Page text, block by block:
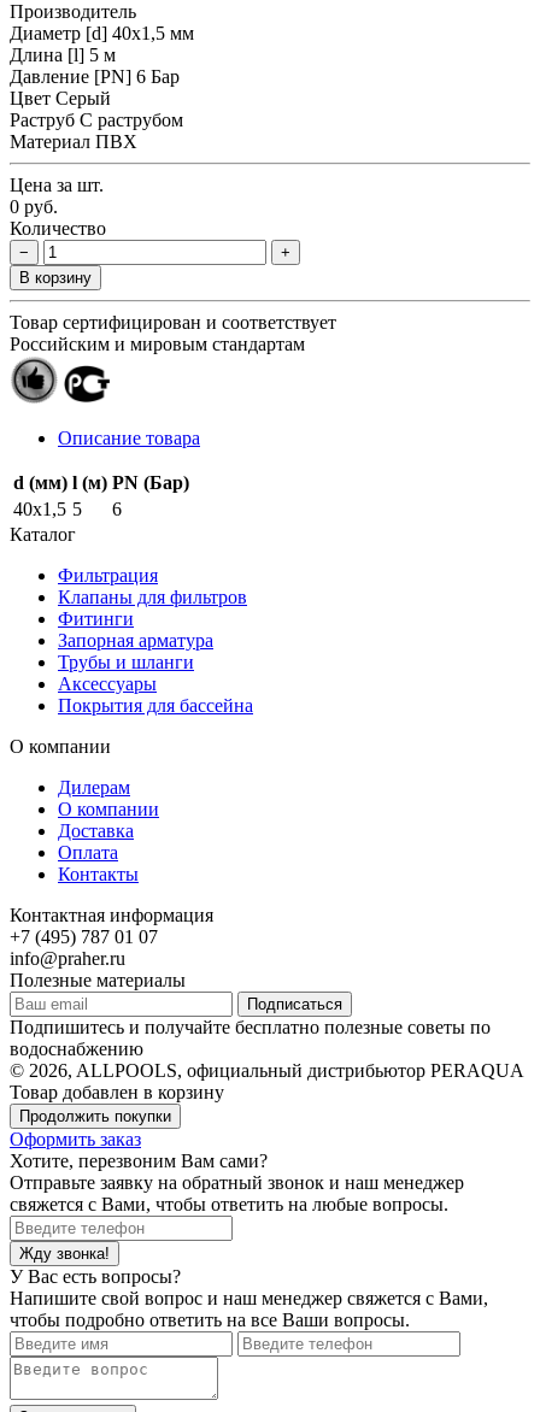
Производитель
Диаметр [d] 40х1,5 мм
Длина [l] 5 м
Давление [PN] 6 Бар
Цвет Серый
Раструб С раструбом
Материал ПВХ
Цена за шт.
0 руб.
Количество
−
+
В корзину
Товар сертифицирован и соответствует
Российским и мировым стандартам
Описание товара
d (мм) l (м) PN (Бар)
40х1,5 5
6
Каталог
Фильтрация
Клапаны для фильтров
Фитинги
Запорная арматура
Трубы и шланги
Аксессуары
Покрытия для бассейна
О компании
Дилерам
О компании
Доставка
Оплата
Контакты
Контактная информация
+7 (495) 787 01 07
info@praher.ru
Полезные материалы
Подписаться
Подпишитесь и получайте бесплатно полезные советы по
водоснабжению
© 2026, ALLPOOLS, официальный дистрибьютор PERAQUA
Товар добавлен в корзину
Продолжить покупки
Оформить заказ
Хотите, перезвоним Вам сами?
Отправьте заявку на обратный звонок и наш менеджер
свяжется с Вами, чтобы ответить на любые вопросы.
Жду звонка!
У Вас есть вопросы?
Напишите свой вопрос и наш менеджер свяжется с Вами,
чтобы подробно ответить на все Ваши вопросы.